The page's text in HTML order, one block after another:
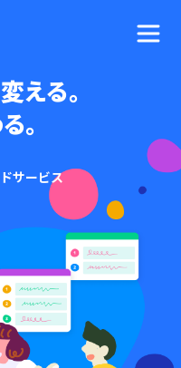
える。
。
サービス